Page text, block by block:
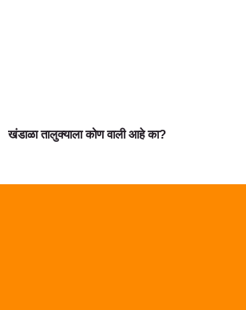
खंडाळा तालुक्याला कोण वाली आहे का?